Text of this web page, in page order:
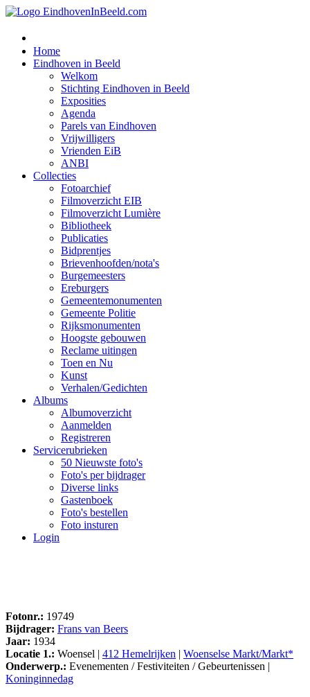
Home
Eindhoven in Beeld
Welkom
Stichting Eindhoven in Beeld
Exposities
Agenda
Parels van Eindhoven
Vrijwilligers
Vrienden EiB
ANBI
Collecties
Fotoarchief
Filmoverzicht EIB
Filmoverzicht Lumière
Bibliotheek
Publicaties
Bidprentjes
Brievenhoofden/nota's
Burgemeesters
Ereburgers
Gemeentemonumenten
Gemeente Politie
Rijksmonumenten
Hoogste gebouwen
Reclame uitingen
Toen en Nu
Kunst
Verhalen/Gedichten
Albums
Albumoverzicht
Aanmelden
Registreren
Servicerubrieken
50 Nieuwste foto's
Foto's per bijdrager
Diverse links
Gastenboek
Foto's bestellen
Foto insturen
Login
Fotonr.: 19749
Bijdrager: Frans van Beers
Jaar: 1934
Locatie 1.: Woensel | 412 Hemelrijken | Woenselse Markt/Markt*
Onderwerp.: Evenementen / Festiviteiten / Gebeurtenissen |
Koninginnedag